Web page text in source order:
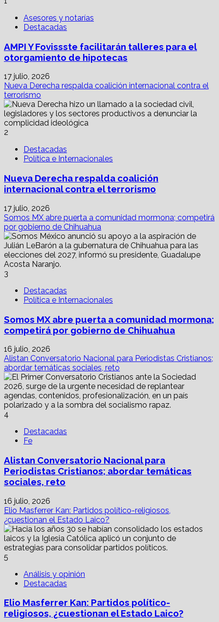
Asesores y notarías
Destacadas
AMPI Y Fovissste facilitarán talleres para el
otorgamiento de hipotecas
17 julio, 2026
Nueva Derecha respalda coalición internacional contra el
terrorismo
2
Destacadas
Política e Internacionales
Nueva Derecha respalda coalición
internacional contra el terrorismo
17 julio, 2026
Somos MX abre puerta a comunidad mormona; competirá
por gobierno de Chihuahua
3
Destacadas
Política e Internacionales
Somos MX abre puerta a comunidad mormona;
competirá por gobierno de Chihuahua
16 julio, 2026
Alistan Conversatorio Nacional para Periodistas Cristianos;
abordar temáticas sociales, reto
4
Destacadas
Fe
Alistan Conversatorio Nacional para
Periodistas Cristianos; abordar temáticas
sociales, reto
16 julio, 2026
Elio Masferrer Kan: Partidos político-religiosos,
¿cuestionan el Estado Laico?
5
Análisis y opinión
Destacadas
Elio Masferrer Kan: Partidos político-
religiosos, ¿cuestionan el Estado Laico?